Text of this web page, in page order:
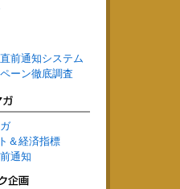
前通知システム
ーン徹底調査
＆経済指標
通知